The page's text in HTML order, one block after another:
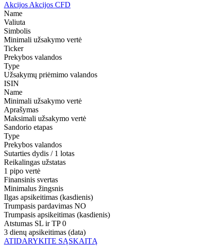
Akcijos Akcijos CFD
Name
Valiuta
Simbolis
Minimali užsakymo vertė
Ticker
Prekybos valandos
Type
Užsakymų priėmimo valandos
ISIN
Name
Minimali užsakymo vertė
Aprašymas
Maksimali užsakymo vertė
Sandorio etapas
Type
Prekybos valandos
Sutarties dydis / 1 lotas
Reikalingas užstatas
1 pipo vertė
Finansinis svertas
Minimalus žingsnis
Ilgas apsikeitimas (kasdienis)
Trumpasis pardavimas NO
Trumpasis apsikeitimas (kasdienis)
Atstumas SL ir TP 0
3 dienų apsikeitimas (data)
ATIDARYKITE SĄSKAITĄ